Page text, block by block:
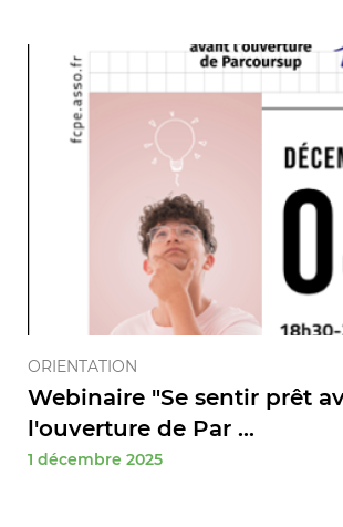
ORIENTATION
Webinaire "Se sentir prêt
l'ouverture de Par ...
1 décembre 2025